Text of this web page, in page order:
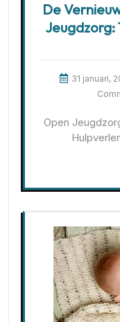
De
Jeugdzorg:
31 januari,
Open